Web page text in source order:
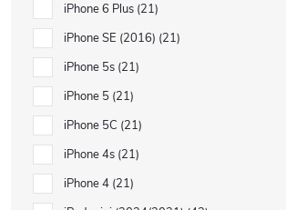
iPhone 6 Plus 21
iPhone SE (2016) 21
iPhone 5s 21
iPhone 5 21
iPhone 5C 21
iPhone 4s 21
iPhone 4 21